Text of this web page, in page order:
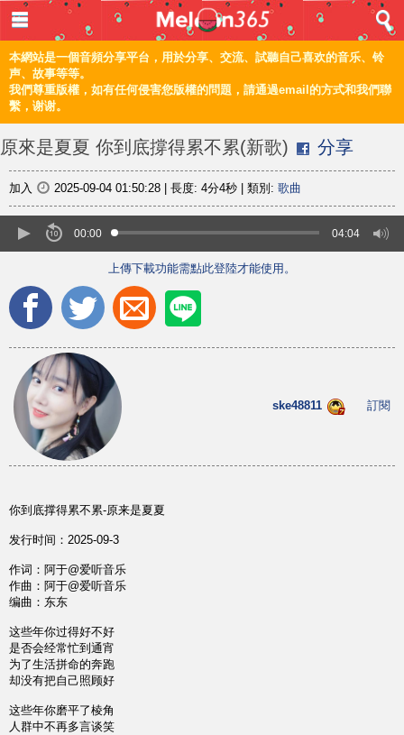
本網站是一個音頻分享平台，用於分享、交流、試聽自己喜欢的音乐、铃
声、故事等等。
我們尊重版權，如有任何侵害您版權的問題，請通過email的方式和我們聯
繫，谢谢。
原來是夏夏 你到底撐得累不累(新歌) 分享
加入 2025-09-04 01:50:28 長度: 4分4秒 類別: 歌曲
00:00 04:04
上傳下載功能需點此登陸才能使用。
ske48811 訂閱
你到底撑得累不累-原来是夏夏
发行时间：2025-09-3
作词：阿于@爱听音乐
作曲：阿于@爱听音乐
编曲：东东
这些年你过得好不好
是否会经常忙到通宵
为了生活拼命的奔跑
却没有把自己照顾好
这些年你磨平了棱角
人群中不再多言谈笑
登入 / 註冊
首頁
音樂
頻道
編輯
简体
©2021 甜瓜365 Melon365 Melon365.com